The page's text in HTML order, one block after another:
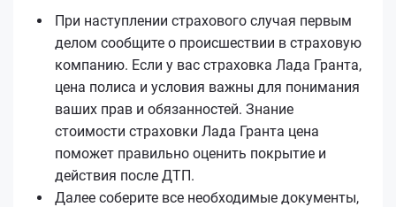
При наступлении страхового случая первым
делом сообщите о происшествии в страховую
компанию. Если у вас страховка Лада Гранта,
цена полиса и условия важны для понимания
ваших прав и обязанностей. Знание
стоимости страховки Лада Гранта цена
поможет правильно оценить покрытие и
действия после ДТП.
Далее соберите все необходимые документы,